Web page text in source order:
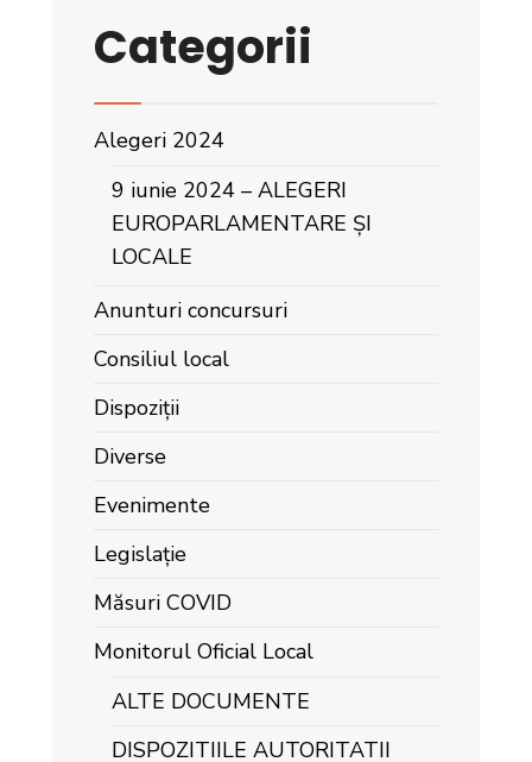
Categorii
Alegeri 2024
9 iunie 2024 – ALEGERI
EUROPARLAMENTARE ȘI
LOCALE
Anunturi concursuri
Consiliul local
Dispoziții
Diverse
Evenimente
Legislație
Măsuri COVID
Monitorul Oficial Local
ALTE DOCUMENTE
DISPOZITIILE AUTORITATII